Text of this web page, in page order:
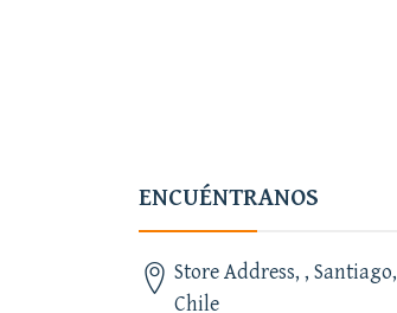
ENCUÉNTRANOS
Store Address, , Santiago,
Chile